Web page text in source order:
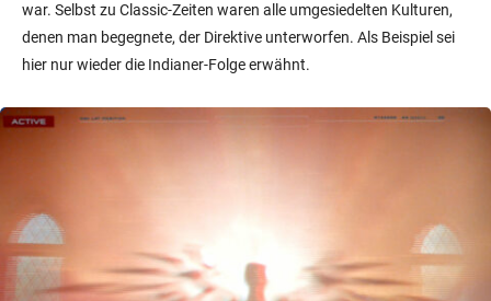
war. Selbst zu Classic-Zeiten waren alle umgesiedelten Kulturen,
denen man begegnete, der Direktive unterworfen. Als Beispiel sei
hier nur wieder die Indianer-Folge erwähnt.